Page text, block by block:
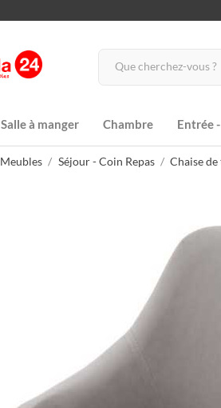
Salle à manger Chambre Entrée
Meubles Séjour - Coin Repas Chaise